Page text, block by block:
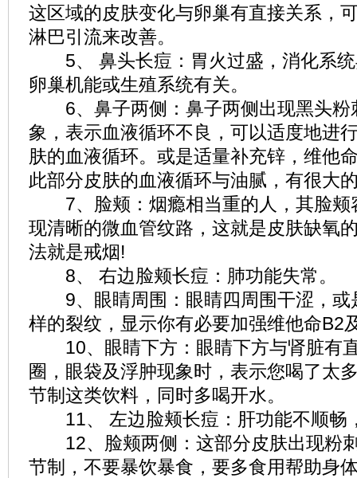
这区域的皮肤变化与卵巢有直接关系，
淋巴引流来改善。
5、 鼻头长痘：胃火过盛，消化系统
卵巢机能或生殖系统有关。
6、鼻子两侧：鼻子两侧出现黑头粉
象，表示血液循环不良，可以适度地进
肤的血液循环。或是适量补充锌，维他
此部分皮肤的血液循环与油腻，有很大
7、脸颊：烟瘾相当重的人，其脸颊
现清晰的微血管纹路，这就是皮肤缺氧
法就是戒烟!
8、 右边脸颊长痘：肺功能失常。
9、眼睛周围：眼睛四周围干涩，或
样的裂纹，显示你有必要加强维他命B2
10、眼睛下方：眼睛下方与肾脏有
圈，眼袋及浮肿现象时，表示您喝了太
节制这类饮料，同时多喝开水。
11、 左边脸颊长痘：肝功能不顺畅
12、脸颊两侧：这部分皮肤出现粉
节制，不要暴饮暴食，要多食用帮助身